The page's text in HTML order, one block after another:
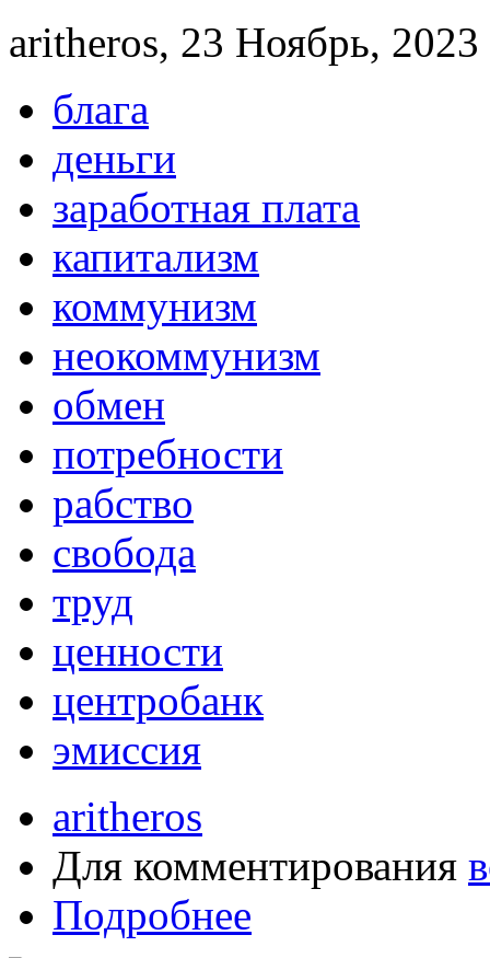
aritheros, 23 Ноябрь,
блага
деньги
заработная плата
капитализм
коммунизм
неокоммунизм
обмен
потребности
рабство
свобода
труд
ценности
центробанк
эмиссия
aritheros
Для комментирования
Подробнее